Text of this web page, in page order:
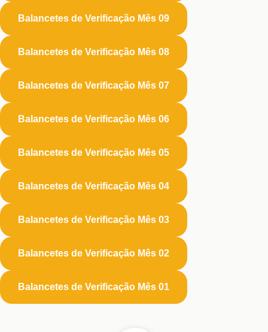
Balancetes de Verificação Mês 09
Balancetes de Verificação Mês 08
Balancetes de Verificação Mês 07
Balancetes de Verificação Mês 06
Balancetes de Verificação Mês 05
Balancetes de Verificação Mês 04
Balancetes de Verificação Mês 03
Balancetes de Verificação Mês 02
Balancetes de Verificação Mês 01